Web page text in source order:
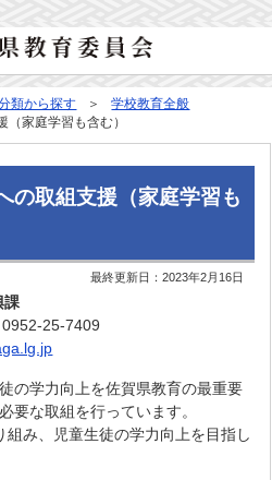
類から探す
学校教育全般
家庭学習も含む）
の取組支援（家庭学習も
最終更新日：2023年2月16日
課
0952-25-7409
の学力向上を佐賀県教育の最重要
要な取組を行っています。
み、児童生徒の学力向上を目指し